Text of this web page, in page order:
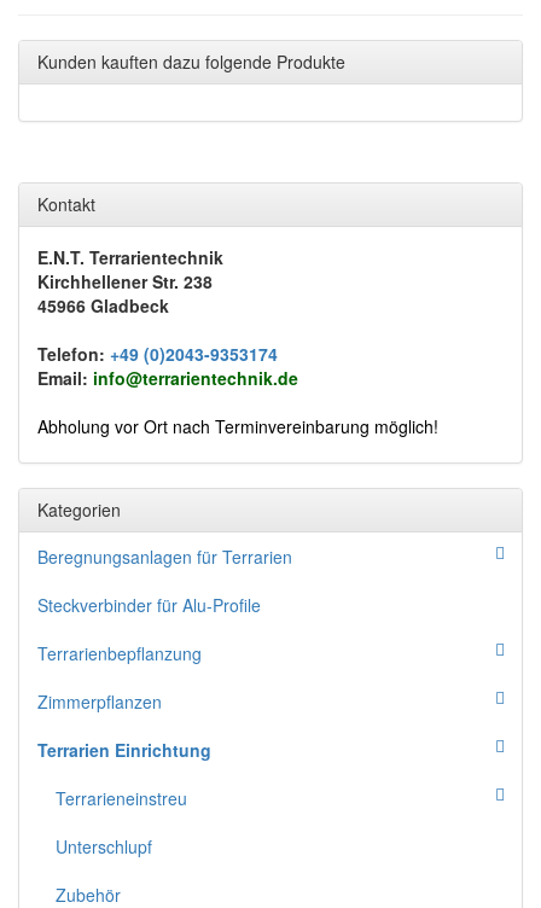
Kunden kauften dazu folgende Produkte
Kontakt
E.N.T. Terrarientechnik
Kirchhellener Str. 238
45966 Gladbeck
Telefon: +49 (0)2043-9353174
Email: info@terrarientechnik.de
Abholung vor Ort nach Terminvereinbarung möglich!
Kategorien
Beregnungsanlagen für Terrarien
Steckverbinder für Alu-Profile
Terrarienbepflanzung
Zimmerpflanzen
Terrarien Einrichtung
Terrarieneinstreu
Unterschlupf
Zubehör